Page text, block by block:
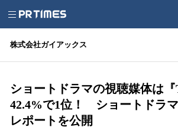
株式会社ガイアックス
ショートドラマの視聴媒体は
42.4%で1位！ ショートドラ
レポートを公開